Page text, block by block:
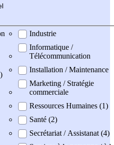
Industrie
Informatique /
Télécommunication
Installation / Maintenance
Marketing / Stratégie
commerciale
Ressources Humaines (1)
Santé (2)
Secrétariat / Assistanat (4)